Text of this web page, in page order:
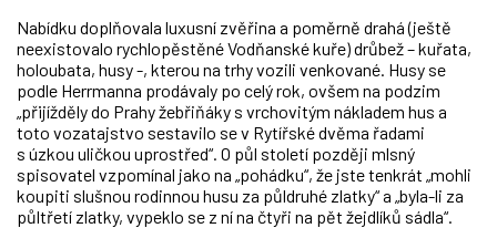
Nabídku doplňovala luxusní zvěřina a poměrně drahá (ještě
neexistovalo rychlopěstěné Vodňanské kuře) drůbež – kuřata,
holoubata, husy -, kterou na trhy vozili venkované. Husy se
podle Herrmanna prodávaly po celý rok, ovšem na podzim
„přijížděly do Prahy žebřiňáky s vrchovitým nákladem hus a
toto vozatajstvo sestavilo se v Rytířské dvěma řadami
s úzkou uličkou uprostřed“. O půl století později mlsný
spisovatel vzpomínal jako na „pohádku“, že jste tenkrát „mohli
koupiti slušnou rodinnou husu za půldruhé zlatky“ a „byla-li za
půltřetí zlatky, vypeklo se z ní na čtyři na pět žejdlíků sádla“.